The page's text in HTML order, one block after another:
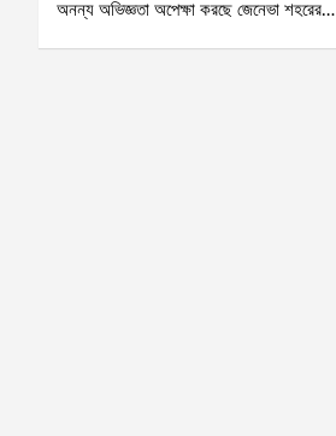
অনন্য অভিজ্ঞতা অপেক্ষা করছে জেনেভা শহরের…